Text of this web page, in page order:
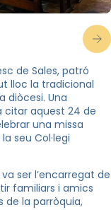
de Sales, patró
lloc la tradicional
diòcesi. Una
citar aquest 24 de
una missa
seu Col·legi
ser l’encarregat de
familiars i amics
de la parròquia,